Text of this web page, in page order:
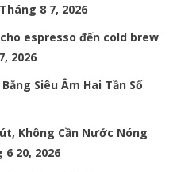
Tháng 8 7, 2026
espresso đến cold brew
2026
Siêu Âm Hai Tần Số
Không Cần Nước Nóng
6 20, 2026